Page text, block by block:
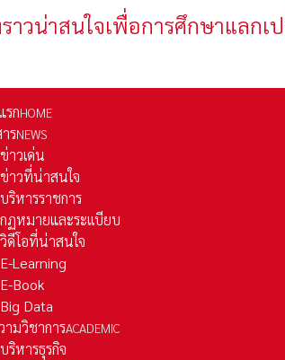
าวน่าสนใจเพื่อการศึกษาแลกเ
กHOME
รNEWS
ข่าวเด่น
ข่าวที่น่าสนใจ
บริหารราชการ
กฏหมายและระเเบียบ
วิดีโอที่น่าสนใจ
E-Learning
E-Book
Big Data
มวิชาการACADEMIC
บริหารธุรกิจ